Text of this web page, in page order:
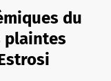
du
plaintes